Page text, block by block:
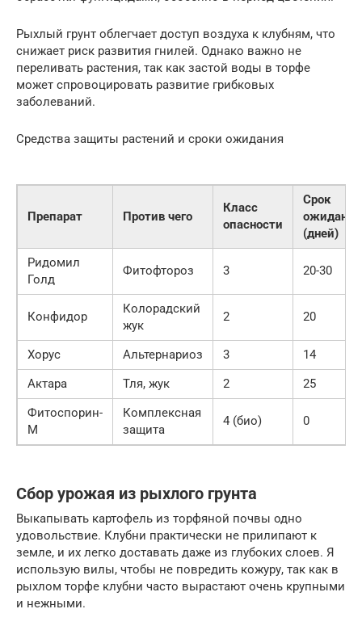
Рыхлый грунт облегчает доступ воздуха к клубням, что
снижает риск развития гнилей. Однако важно не
переливать растения, так как застой воды в торфе
может спровоцировать развитие грибковых
заболеваний.
Средства защиты растений и сроки ожидания
Препарат Против чего
Класс
опасности
Срок
ожидания
(дней)
Ридомил
Голд
Фитофтороз 3 20-30
Конфидор
Колорадский
жук
2 20
Хорус Альтернариоз 3
14
Актара
Тля, жук 2
25
Фитоспорин-
М
Комплексная
защита
4 (био) 0
Сбор урожая из рыхлого грунта
Выкапывать картофель из торфяной почвы одно
удовольствие. Клубни практически не прилипают к
земле, и их легко доставать даже из глубоких слоев. Я
использую вилы, чтобы не повредить кожуру, так как в
рыхлом торфе клубни часто вырастают очень крупными
и нежными.